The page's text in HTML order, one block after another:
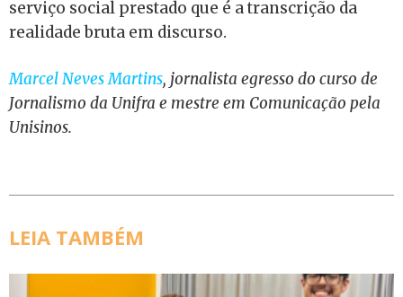
serviço social prestado que é a transcrição da
realidade bruta em discurso.
Marcel Neves Martins, jornalista egresso do curso de
Jornalismo da Unifra e mestre em Comunicação pela
Unisinos.
LEIA TAMBÉM